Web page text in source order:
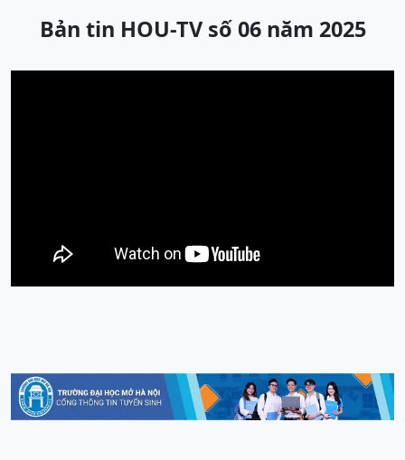
Bản tin HOU-TV số 06 năm 2025